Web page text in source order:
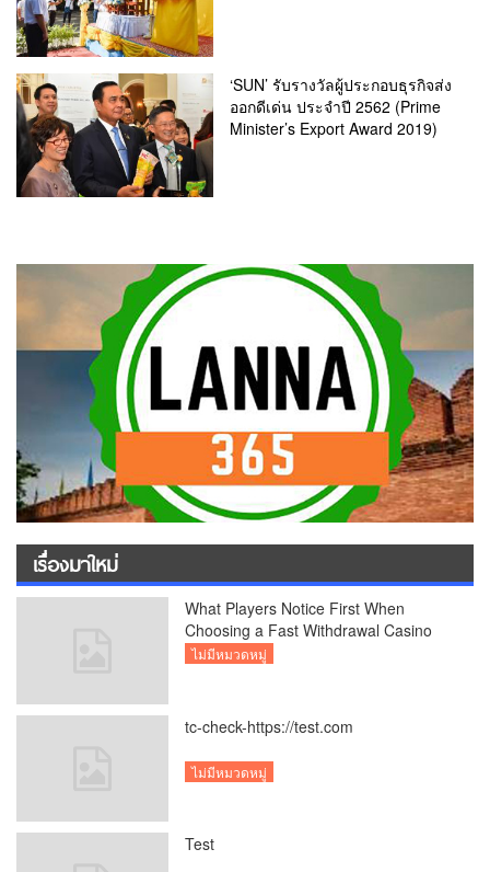
‘SUN’ รับรางวัลผู้ประกอบธุรกิจส่ง
ออกดีเด่น ประจำปี 2562 (Prime
Minister’s Export Award 2019)
เรื่องมาใหม่
What Players Notice First When
Choosing a Fast Withdrawal Casino
UK
ไม่มีหมวดหมู่
tc-check-https://test.com
ไม่มีหมวดหมู่
Test